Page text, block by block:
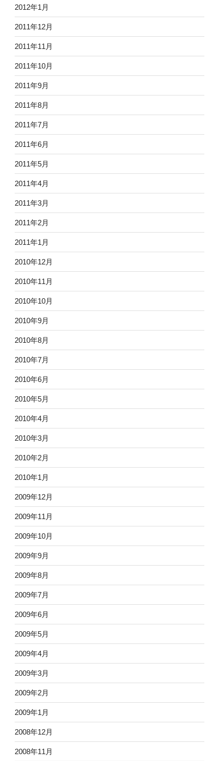
2012年1月
2011年12月
2011年11月
2011年10月
2011年9月
2011年8月
2011年7月
2011年6月
2011年5月
2011年4月
2011年3月
2011年2月
2011年1月
2010年12月
2010年11月
2010年10月
2010年9月
2010年8月
2010年7月
2010年6月
2010年5月
2010年4月
2010年3月
2010年2月
2010年1月
2009年12月
2009年11月
2009年10月
2009年9月
2009年8月
2009年7月
2009年6月
2009年5月
2009年4月
2009年3月
2009年2月
2009年1月
2008年12月
2008年11月